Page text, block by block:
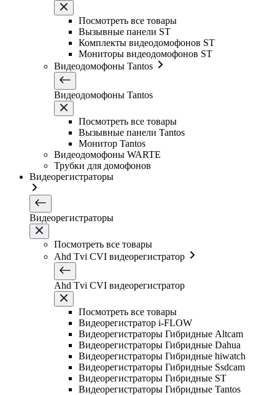
Посмотреть все товары
Вызывные панели ST
Комплекты видеодомофонов ST
Мониторы видеодомофонов ST
Видеодомофоны Tantos
Видеодомофоны Tantos
Посмотреть все товары
Вызывные панели Tantos
Монитор Tantos
Видеодомофоны WARTE
Трубки для домофонов
Видеорегистраторы
Видеорегистраторы
Посмотреть все товары
Ahd Tvi CVI видеорегистратор
Ahd Tvi CVI видеорегистратор
Посмотреть все товары
Видеорегистратор i-FLOW
Видеорегистраторы Гибридные Altcam
Видеорегистраторы Гибридные Dahua
Видеорегистраторы Гибридные hiwatch
Видеорегистраторы Гибридные Ssdcam
Видеорегистраторы Гибридные ST
Видеорегистраторы Гибридные Tantos